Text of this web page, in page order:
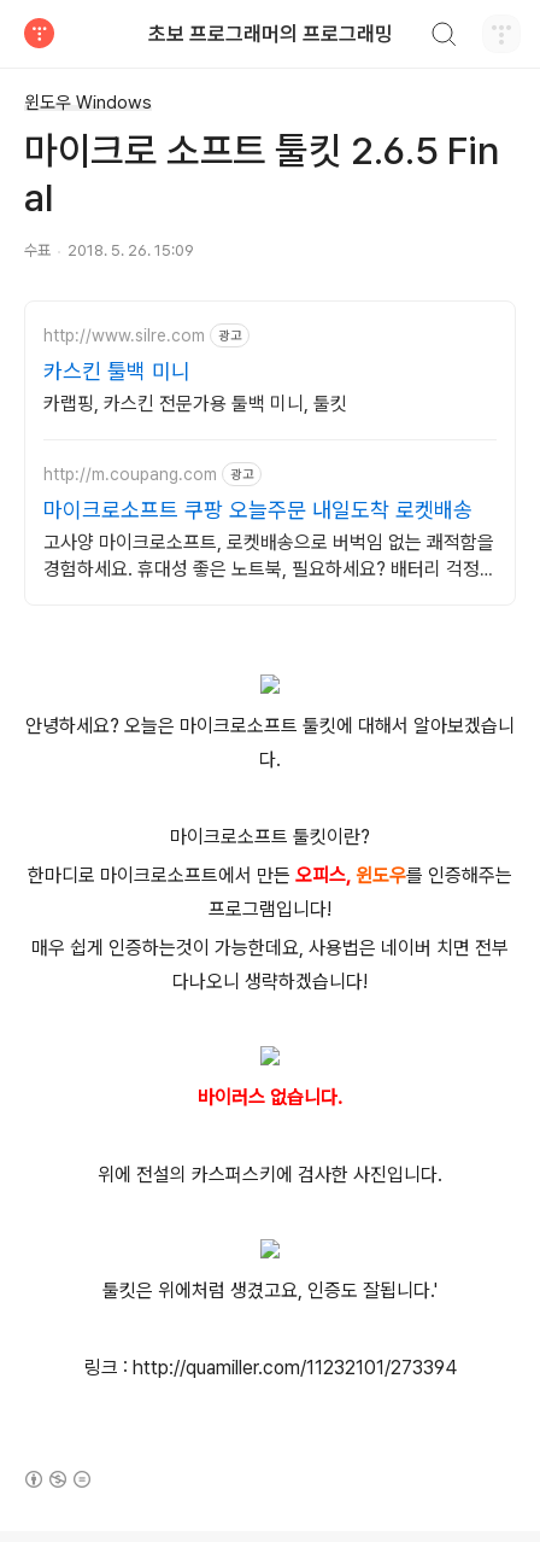
초보 프로그래머의 프로그래밍
윈도우 Windows
마이크로 소프트 툴킷 2.6.5 Fin
al
수표 2018. 5. 26. 15:09
http://www.silre.com 광고
카스킨 툴백 미니
카랩핑, 카스킨 전문가용 툴백 미니, 툴킷
http://m.coupang.com 광고
마이크로소프트 쿠팡 오늘주문 내일도착 로켓배송
고사양 마이크로소프트, 로켓배송으로 버벅임 없는 쾌적함을
경험하세요. 휴대성 좋은 노트북, 필요하세요? 배터리 걱정
안녕하세요? 오늘은 마이크로소프트 툴킷에 대해서 알아보겠습니
다.
마이크로소프트 툴킷이란?
한마디로 마이크로소프트에서 만든 오피스, 윈도우를 인증해주는
프로그램입니다!
매우 쉽게 인증하는것이 가능한데요, 사용법은 네이버 치면 전부
다나오니 생략하겠습니다!
바이러스 없습니다.
위에 전설의 카스퍼스키에 검사한 사진입니다.
툴킷은 위에처럼 생겼고요, 인증도 잘됩니다.'
링크 : http://quamiller.com/11232101/273394